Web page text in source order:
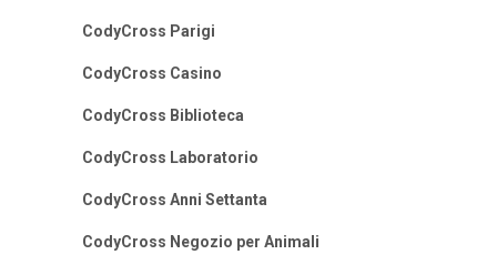
CodyCross Parigi
CodyCross Casino
CodyCross Biblioteca
CodyCross Laboratorio
CodyCross Anni Settanta
CodyCross Negozio per Animali